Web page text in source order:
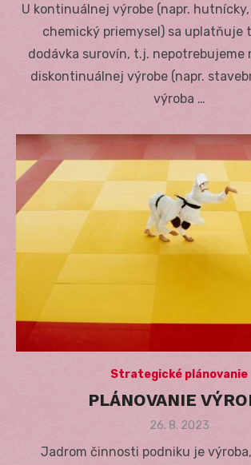
U kontinuálnej výrobe (napr.
chemický priemysel) sa uplatňuje
dodávka surovín, t.j. nepotrebujeme
diskontinuálnej výrobe (napr.
výroba …
Strategické plánovanie
PLÁNOVANIE
Posted
26. 8. 2023
Jadrom činnosti podniku je